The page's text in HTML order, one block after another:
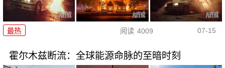
最热 阅读 4009 07-15
霍尔木兹断流：全球能源命脉的至暗时刻